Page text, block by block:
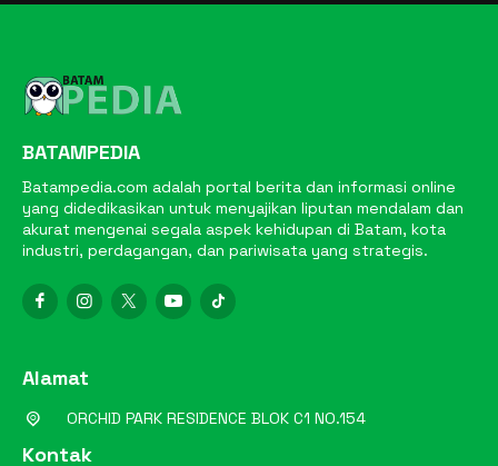
BATAMPEDIA
Batampedia.com adalah portal berita dan informasi online
yang didedikasikan untuk menyajikan liputan mendalam dan
akurat mengenai segala aspek kehidupan di Batam, kota
industri, perdagangan, dan pariwisata yang strategis.
Alamat
ORCHID PARK RESIDENCE BLOK C1 NO.154
Kontak